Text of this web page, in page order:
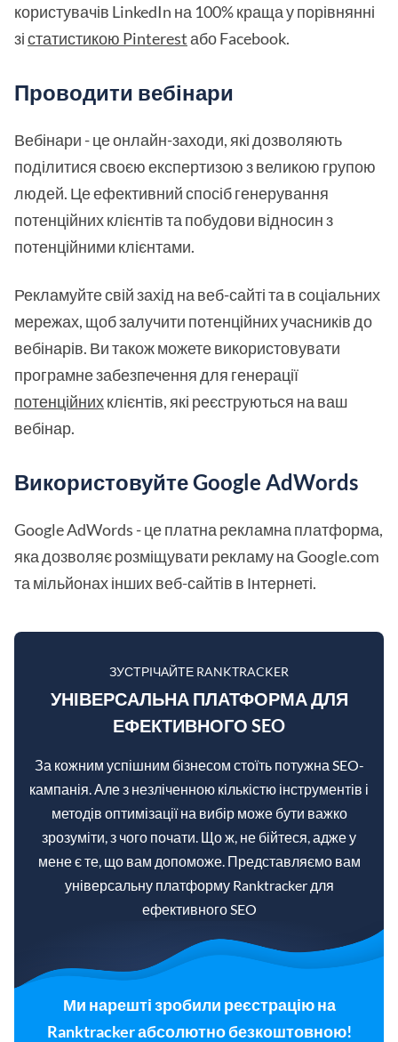
користувачів LinkedIn на 100% краща у порівнянні
зістатистикою Pinterestабо Facebook.
Проводити вебінари
Вебінари - це онлайн-заходи, які дозволяють
поділитися своєю експертизою з великою групою
людей. Це ефективний спосіб генерування
потенційних клієнтів та побудови відносин з
потенційними клієнтами.
Рекламуйте свій захід на веб-сайті та в соціальних
мережах, щоб залучити потенційних учасників до
вебінарів. Ви також можете використовувати
програмне забезпечення для генерації
потенційнихклієнтів, які реєструються на ваш
вебінар.
Використовуйте Google AdWords
Google AdWords - це платна рекламна платформа,
яка дозволяє розміщувати рекламу на Google.com
та мільйонах інших веб-сайтів в Інтернеті.
ЗУСТРІЧАЙТЕ RANKTRACKER
УНІВЕРСАЛЬНА ПЛАТФОРМА ДЛЯ
ЕФЕКТИВНОГО SEO
За кожним успішним бізнесом стоїть потужна SEO-
кампанія. Але з незліченною кількістю інструментів і
методів оптимізації на вибір може бути важко
зрозуміти, з чого почати. Що ж, не бійтеся, адже у
мене є те, що вам допоможе. Представляємо вам
універсальну платформу Ranktracker для
ефективного SEO
Ми нарешті зробили реєстрацію на
Ranktracker абсолютно безкоштовною!